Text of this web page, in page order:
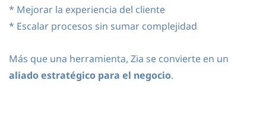
* Mejorar la experiencia del cliente
* Escalar procesos sin sumar complejidad
Más que una herramienta, Zia se convierte en un
aliado estratégico para el negocio.